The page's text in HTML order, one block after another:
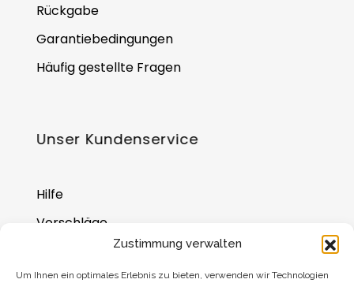
Zustimmung verwalten
Um Ihnen ein optimales Erlebnis zu bieten, verwenden wir Technologien
Rückgabe
Garantiebedingungen
Häufig gestellte Fragen
Unser Kundenservice
Hilfe
Vorschläge
Wo Sie uns finden
Saldo der Geschenkkarte